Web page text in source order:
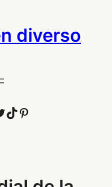
diverso
TikTok
Pinterest